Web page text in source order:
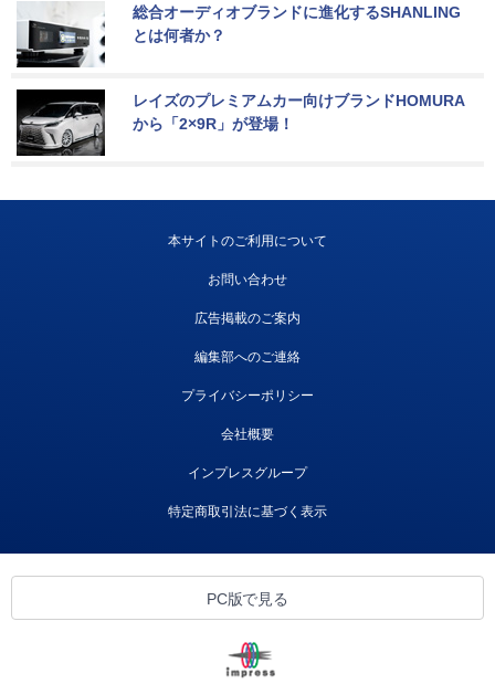
総合オーディオブランドに進化するSHANLING
とは何者か？
レイズのプレミアムカー向けブランドHOMURA
から「2×9R」が登場！
本サイトのご利用について
お問い合わせ
広告掲載のご案内
編集部へのご連絡
プライバシーポリシー
会社概要
インプレスグループ
特定商取引法に基づく表示
PC版で見る